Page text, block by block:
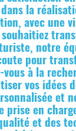
la
avec une
souhaitiez
notre
pour
à la
vos idées
et
prise en
et des